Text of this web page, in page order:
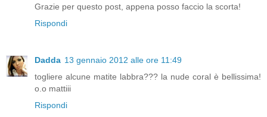
Grazie per questo post, appena posso faccio la scorta!
Rispondi
Dadda 13 gennaio 2012 alle ore 11:49
togliere alcune matite labbra??? la nude coral è bellissima!
o.o mattiii
Rispondi